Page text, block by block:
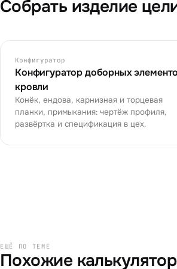
Собрать изделие
Конфигуратор
Конфигуратор доборных
кровли
Конёк, ендова, карнизная и торцевая
планки, примыкания: чертёж профиля,
развёртка и спецификация в цех.
ЕЩЁ ПО ТЕМЕ
Похожие